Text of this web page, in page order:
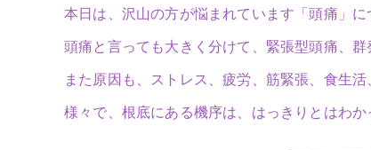
本日は、沢山の方が悩まれています「頭痛」に
頭痛と言っても大きく分けて、緊張型頭痛、
また原因も、ストレス、疲労、筋緊張、食生
様々で、根底にある機序は、はっきりとはわか